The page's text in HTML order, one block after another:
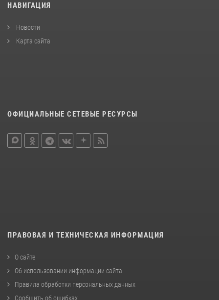
НАВИГАЦИЯ
Новости
Карта сайта
ОФИЦИАЛЬНЫЕ СЕТЕВЫЕ РЕСУРСЫ
ПРАВОВАЯ И ТЕХНИЧЕСКАЯ ИНФОРМАЦИЯ
О сайте
Об использовании информации сайта
Правила обработки персональных данных
Сообщить об ошибках